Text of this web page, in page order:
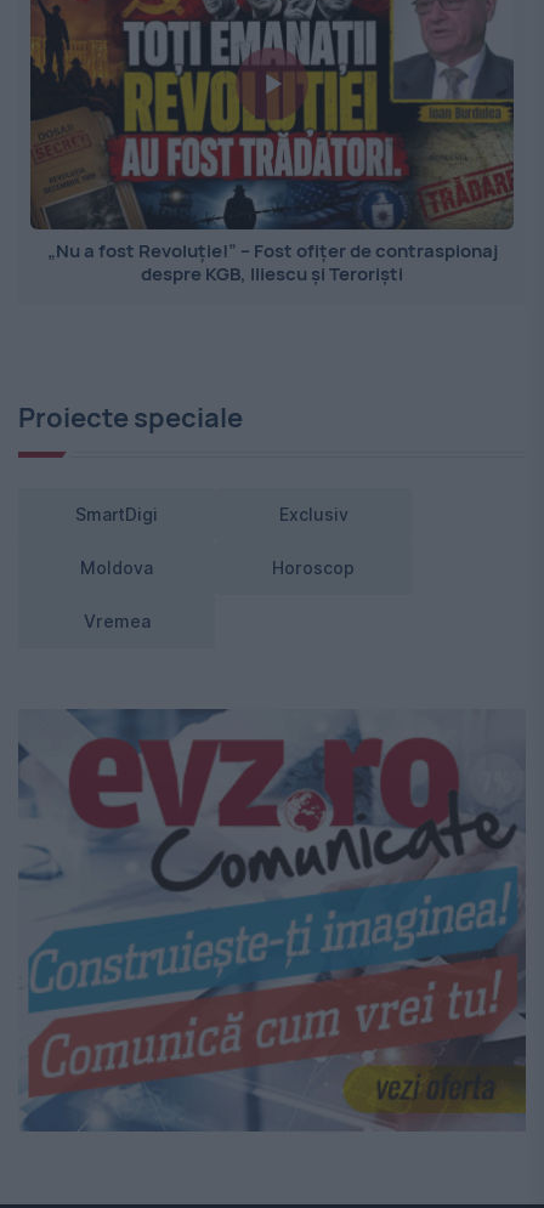
„Nu a fost Revoluție!” – Fost ofițer de contraspionaj
despre KGB, Iliescu și Teroriști
Proiecte speciale
SmartDigi Exclusiv
Moldova Horoscop
Vremea